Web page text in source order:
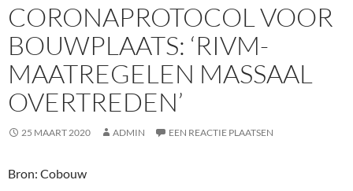
CORONAPROTOCOL VOOR
BOUWPLAATS: ‘RIVM-
MAATREGELEN MASSAAL
OVERTREDEN’
25 MAART 2020 ADMIN EEN REACTIE PLAATSEN
Bron: Cobouw